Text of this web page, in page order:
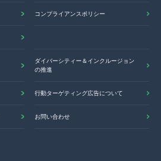
コンプライアンスポリシー
ダイバーシティー＆インクルージョン
の推進
行動ターゲティング広告について
お問い合わせ